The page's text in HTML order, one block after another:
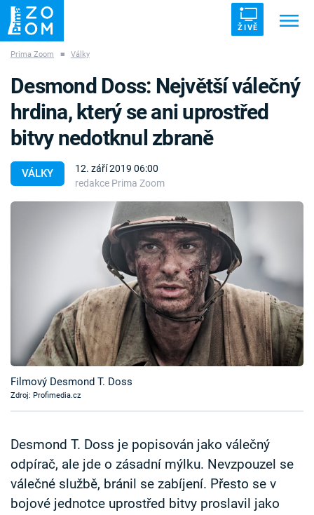
ŽIVĚ
ZÁHADY VETŘELCI DÁVNOVĚKU
Témata
TV Program
Časopis
Sledujte prima+
Sledujte nás
Prima Zoom ■ Války
VÁLKY
12. září 2019 06:00
redakce Prima Zoom
Desmond Doss: Největší válečný
hrdina, který se ani uprostřed
bitvy nedotknul zbraně
Filmový Desmond T. Doss
Zdroj: Profimedia.cz
Desmond T. Doss je popisován jako válečný
odpírač, ale jde o zásadní mýlku. Nevzpouzel se
válečné službě, bránil se zabíjení. Přesto se v
bojové jednotce uprostřed bitvy proslavil jako